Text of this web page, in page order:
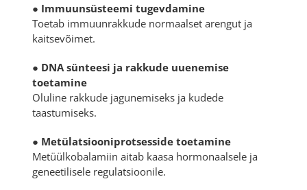
● Immuunsüsteemi tugevdamine
Toetab immuunrakkude normaalset arengut ja
kaitsevõimet.
● DNA sünteesi ja rakkude uuenemise
toetamine
Oluline rakkude jagunemiseks ja kudede
taastumiseks.
● Metülatsiooniprotsesside toetamine
Metüülkobalamiin aitab kaasa hormonaalsele ja
geneetilisele regulatsioonile.